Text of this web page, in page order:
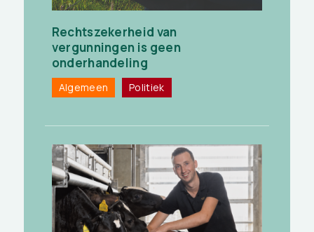
Rechtszekerheid van
vergunningen is geen
onderhandeling
Algemeen Politiek